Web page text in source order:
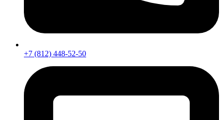
+7 (812) 448-52-50